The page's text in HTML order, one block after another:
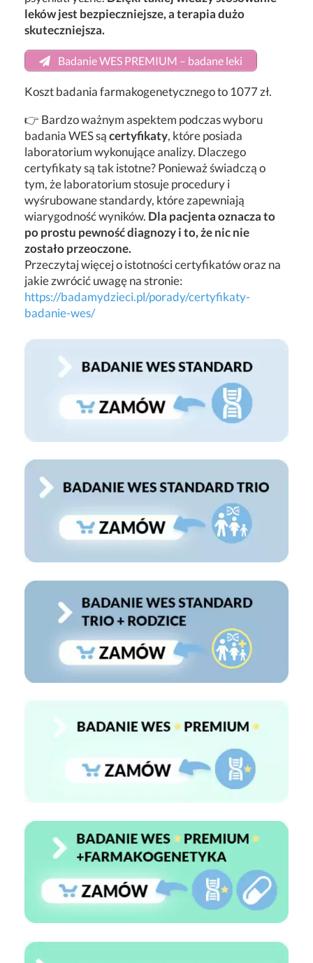
leków jest bezpieczniejsze, a terapia dużo
skuteczniejsza.
Badanie WES PREMIUM – badane leki
Koszt badania farmakogenetycznego to 1077 zł.
👉 Bardzo ważnym aspektem podczas wyboru
badania WES sącertyfikaty, które posiada
laboratorium wykonujące analizy. Dlaczego
certyfikaty są tak istotne? Ponieważ świadczą o
tym, że laboratorium stosuje procedury i
wyśrubowane standardy, które zapewniają
wiarygodność wyników. Dla pacjenta oznacza to
po prostu pewność diagnozy i to, że nic nie
zostało przeoczone.
Przeczytaj więcej o istotności certyfikatów oraz na
jakie zwrócić uwagę na stronie:
https://badamydzieci.pl/porady/certyfikaty-
badanie-wes/